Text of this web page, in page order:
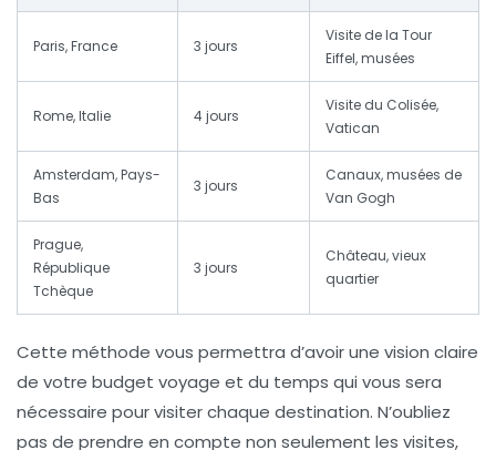
Paris, France 3 jours
Visite de la Tour
Eiffel, musées
Rome, Italie 4 jours
Visite du Colisée,
Vatican
Amsterdam, Pays-
Bas
3 jours
Canaux, musées de
Van Gogh
Prague,
République
Tchèque
3 jours
Château, vieux
quartier
Cette méthode vous permettra d’avoir une vision claire
de votre budget voyage et du temps qui vous sera
nécessaire pour visiter chaque destination. N’oubliez
pas de prendre en compte non seulement les visites,